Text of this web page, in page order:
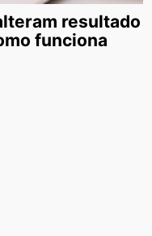
resultado
funciona